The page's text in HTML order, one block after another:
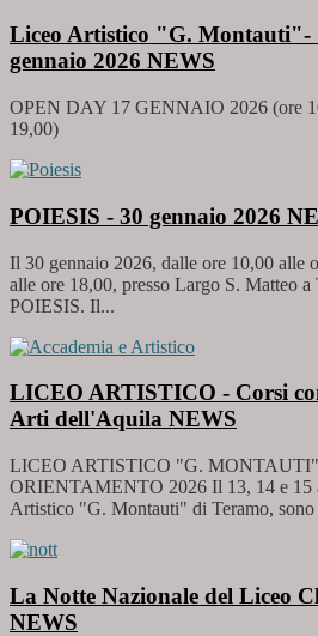
Liceo Artistico "G. Montauti"-
gennaio 2026 NEWS
OPEN DAY 17 GENNAIO 2026 (ore
19,00)
POIESIS - 30 gennaio 2026
Il 30 gennaio 2026, dalle ore 10,00 alle
alle ore 18,00, presso Largo S. Matteo
POIESIS. Il...
LICEO ARTISTICO - Corsi
Arti dell'Aquila NEWS
LICEO ARTISTICO "G.
ORIENTAMENTO 2026 Il 13, 14 e 15
Artistico "G. Montauti" di Teramo, sono
La Notte Nazionale del Liceo
NEWS